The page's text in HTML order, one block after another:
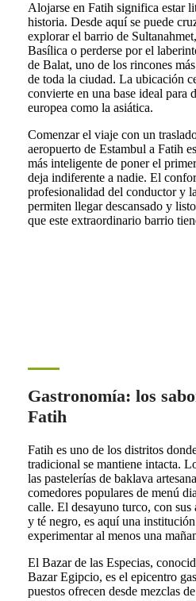
Alojarse en Fatih significa estar
historia. Desde aquí se puede
explorar el barrio de
Basílica o perderse por el
de Balat, uno de los rincones
de toda la ciudad. La ubicación
convierte en una base ideal para
europea como la asiática.
Comenzar el viaje con un
aeropuerto de Estambul a Fatih
más inteligente de poner el
deja indiferente a nadie. El
profesionalidad del conductor y
permiten llegar descansado y
que este extraordinario barrio
Gastronomía: los
Fatih
Fatih es uno de los distritos
tradicional se mantiene intacta.
las pastelerías de baklava
comedores populares de menú
calle. El desayuno turco, con sus
y té negro, es aquí una
experimentar al menos una
El Bazar de las Especias,
Bazar Egipcio, es el epicentro
puestos ofrecen desde mezclas